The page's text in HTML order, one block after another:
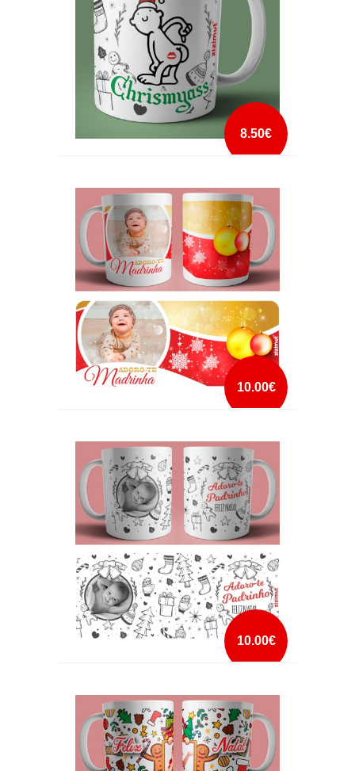
8.50€
mais info
add à lista
10.00€
mais info
add à lista
10.00€
mais info
add à lista